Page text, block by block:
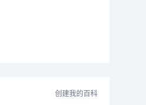
创建我的百科